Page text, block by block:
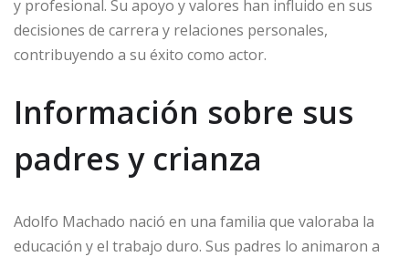
y profesional. Su apoyo y valores han influido en sus
decisiones de carrera y relaciones personales,
contribuyendo a su éxito como actor.
Información sobre sus
padres y crianza
Adolfo Machado nació en una familia que valoraba la
educación y el trabajo duro. Sus padres lo animaron a